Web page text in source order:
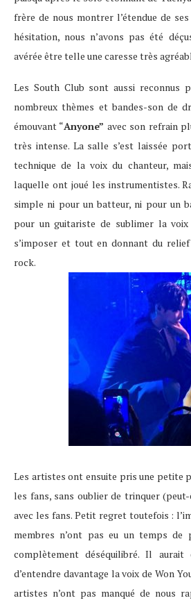
frère de nous montrer l’étendue de
hésitation, nous n’avons pas été
avérée être telle une caresse très
Les South Club sont aussi reconnus
nombreux thèmes et bandes-son de
émouvant “Anyone” avec son refrain
très intense. La salle s’est laissée
technique de la voix du chanteur,
laquelle ont joué les instrumentistes.
simple ni pour un batteur, ni pour un
pour un guitariste de sublimer la
s’imposer et tout en donnant du
rock.
Les artistes ont ensuite pris une petite
les fans, sans oublier de trinquer
avec les fans. Petit regret toutefois :
membres n’ont pas eu un temps de
complètement déséquilibré. Il aurait
d’entendre davantage la voix de Won
artistes n’ont pas manqué de nous